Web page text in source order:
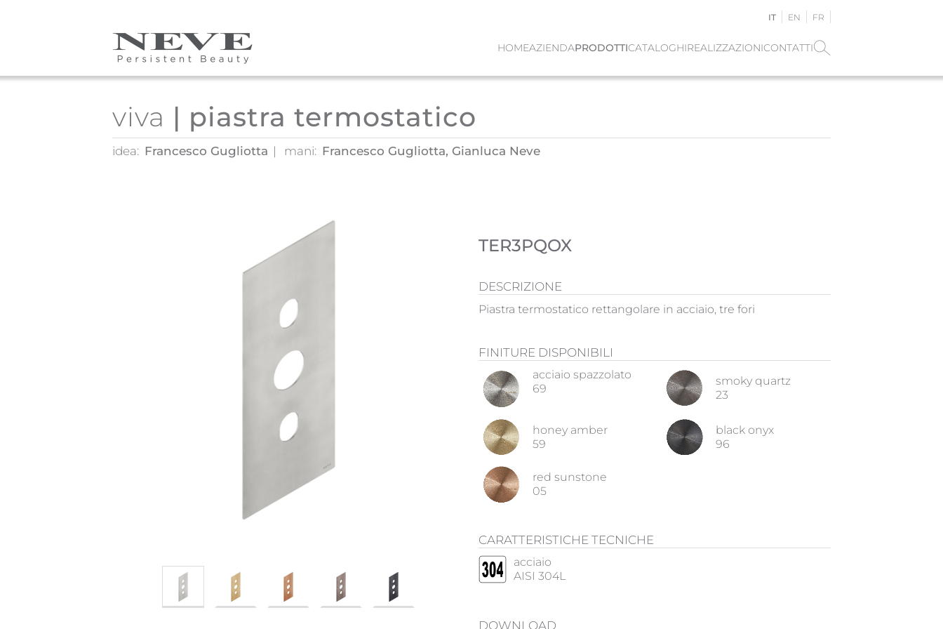
Skip to main content
IT EN FR
HOMEAZIENDAPRODOTTICATALOGHIREALIZZAZIONICONTATTI
viva | piastra termostatico
idea: Francesco Gugliotta mani: Francesco Gugliotta, Gianluca Neve
TER3PQOX
DESCRIZIONE
Piastra termostatico rettangolare in acciaio, tre fori
FINITURE DISPONIBILI
acciaio spazzolato
69
smoky quartz
23
honey amber
59
black onyx
96
red sunstone
05
CARATTERISTICHE TECNICHE
acciaio
AISI 304L
DOWNLOAD